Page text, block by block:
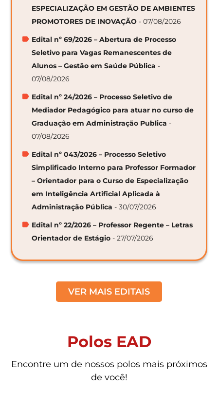
ESPECIALIZAÇÃO EM GESTÃO DE AMBIENTES
PROMOTORES DE INOVAÇÃO - 07/08/2026
Edital nº 69/2026 – Abertura de Processo
Seletivo para Vagas Remanescentes de
Alunos – Gestão em Saúde Pública -
07/08/2026
Edital nº 24/2026 – Processo Seletivo de
Mediador Pedagógico para atuar no curso de
Graduação em Administração Publica -
07/08/2026
Edital nº 043/2026 – Processo Seletivo
Simplificado Interno para Professor Formador
– Orientador para o Curso de Especialização
em Inteligência Artificial Aplicada à
Administração Pública - 30/07/2026
Edital nº 22/2026 – Professor Regente – Letras
Orientador de Estágio - 27/07/2026
VER MAIS EDITAIS
Polos EAD
Encontre um de nossos polos mais próximos
de você!